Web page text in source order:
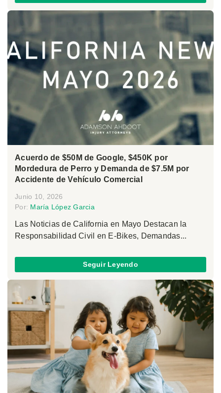
Acuerdo de $50M de Google, $450K por
Mordedura de Perro y Demanda de $7.5M por
Accidente de Vehículo Comercial
Junio 10, 2026
Por: María López Garcia
Las Noticias de California en Mayo Destacan la
Responsabilidad Civil en E-Bikes, Demandas...
Seguir Leyendo